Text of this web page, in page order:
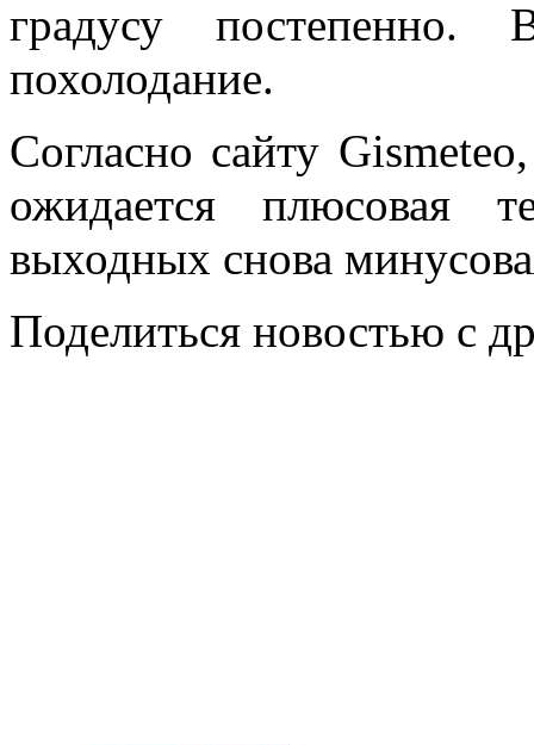
градусу постепенно.
похолодание.
Согласно сайту
ожидается плюсовая
выходных снова
Поделиться новостью с